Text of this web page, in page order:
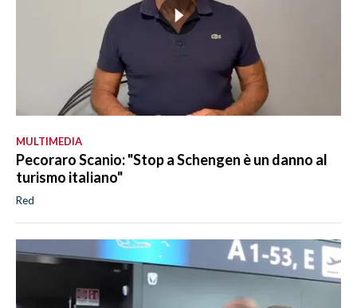
MULTIMEDIA
Pecoraro Scanio: "Stop a Schengen è un danno al
turismo italiano"
Red